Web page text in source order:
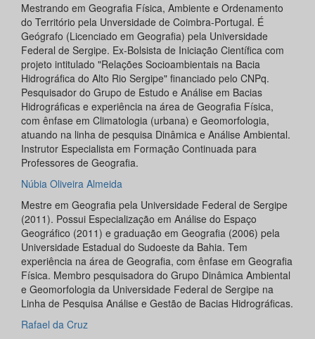
Mestrando em Geografia Física, Ambiente e Ordenamento
do Território pela Unversidade de Coimbra-Portugal. É
Geógrafo (Licenciado em Geografia) pela Universidade
Federal de Sergipe. Ex-Bolsista de Iniciação Científica com
projeto intitulado "Relações Socioambientais na Bacia
Hidrográfica do Alto Rio Sergipe" financiado pelo CNPq.
Pesquisador do Grupo de Estudo e Análise em Bacias
Hidrográficas e experiência na área de Geografia Física,
com ênfase em Climatologia (urbana) e Geomorfologia,
atuando na linha de pesquisa Dinâmica e Análise Ambiental.
Instrutor Especialista em Formação Continuada para
Professores de Geografia.
Núbia Oliveira Almeida
Mestre em Geografia pela Universidade Federal de Sergipe
(2011). Possui Especialização em Análise do Espaço
Geográfico (2011) e graduação em Geografia (2006) pela
Universidade Estadual do Sudoeste da Bahia. Tem
experiência na área de Geografia, com ênfase em Geografia
Física. Membro pesquisadora do Grupo Dinâmica Ambiental
e Geomorfologia da Universidade Federal de Sergipe na
Linha de Pesquisa Análise e Gestão de Bacias Hidrográficas.
Rafael da Cruz